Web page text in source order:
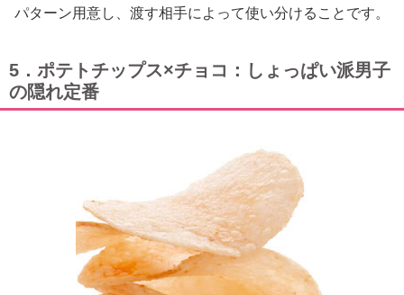
パターン用意し、渡す相手によって使い分けることです。
5．ポテトチップス×チョコ：しょっぱい派男子
の隠れ定番